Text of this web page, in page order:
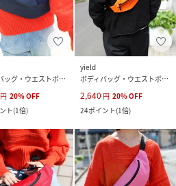
ボディバッグ・ウエストポーチ
円 20%OFF
ト(1倍)
yield
ボディバッグ・ウエストポーチ
2,640 円 20%OFF
24ポイント(1倍)